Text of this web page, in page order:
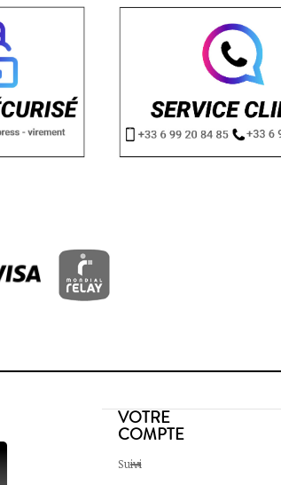
VOTRE
COMPTE
Suivi